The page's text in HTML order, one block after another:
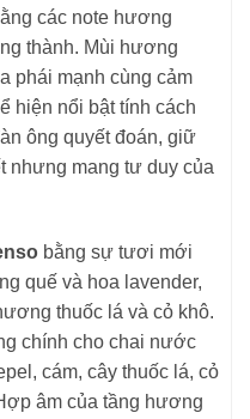
các note hương
thành. Mùi hương
phái mạnh cùng cảm
hiện nổi bật tính cách
ông quyết đoán, giữ
nhưng mang tư duy của
bằng sự tươi mới
quế và hoa lavender,
thuốc lá và cỏ khô.
chính cho chai nước
cám, cây thuốc lá, cỏ
âm của tầng hương